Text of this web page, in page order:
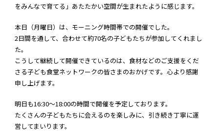
をみんなで育てる」あたたかい空間が生まれたように感じます。
本日（月曜日）は、モーニング時間帯での開催でした。
2日間を通して、合わせて約70名の子どもたちが参加してくれまし
た。
こうして継続して開催できているのは、食材などのご支援をくだ
さる子ども食堂ネットワークの皆さまのおかげです。心より感謝
申し上げます。
明日も16:30〜18:00の時間で開催を予定しております。
たくさんの子どもたちに会えるのを楽しみに、引き続き丁寧に運
営してまいります。